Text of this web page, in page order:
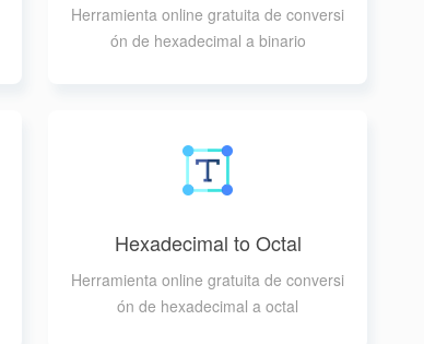
Herramienta online gratuita de conversi
ón de hexadecimal a binario
Hexadecimal to Octal
Herramienta online gratuita de conversi
ón de hexadecimal a octal